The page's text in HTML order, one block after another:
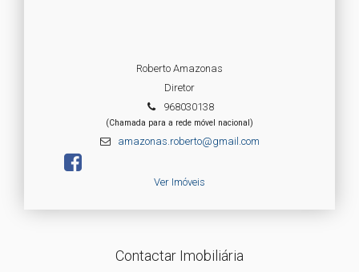
Roberto Amazonas
Diretor
968030138
(Chamada para a rede móvel nacional)
amazonas.roberto@gmail.com
Ver Imóveis
Contactar Imobiliária